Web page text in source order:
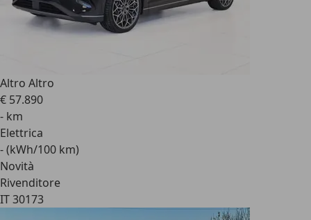
Altro Altro
€ 57.890
- km
Elettrica
- (kWh/100 km)
Novità
Rivenditore
IT 30173